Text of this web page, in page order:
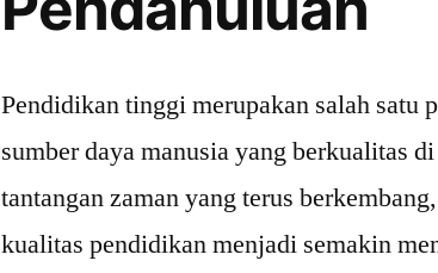
Pendidikan tinggi merupakan salah satu
sumber daya manusia yang berkualitas
tantangan zaman yang terus
kualitas pendidikan menjadi semakin